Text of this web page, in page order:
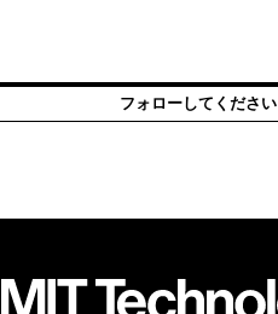
フォローしてください